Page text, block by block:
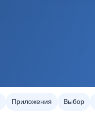
Приложения Выбор